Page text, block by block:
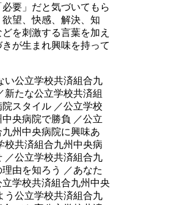
必要」だと気づいてもら
望、快感、解決、知
を刺激する言葉を加え
が生まれ興味を持って
い公立学校共済組合九
新たな公立学校共済組
スタイル ／公立学校
央病院で勝負 ／公立
州中央病院に興味あ
校共済組合九州中央病
／公立学校共済組合九
由を知ろう ／あなた
学校共済組合九州中央
う公立学校共済組合九